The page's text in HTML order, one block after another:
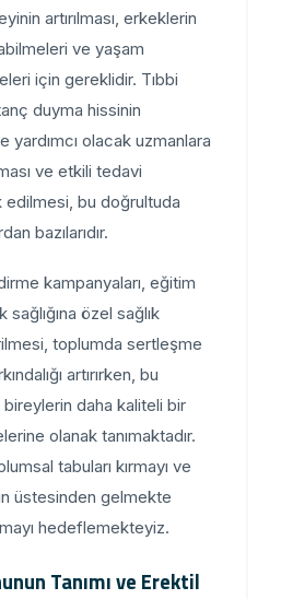
artırılması, erkeklerin
ve yaşam
için gereklidir. Tıbbi
duyma hissinin
yardımcı olacak uzmanlara
ve etkili tedavi
bu doğrultuda
bazılarıdır.
kampanyaları, eğitim
özel sağlık
toplumda sertleşme
artırırken, bu
daha kaliteli bir
olanak tanımaktadır.
tabuları kırmayı ve
üstesinden gelmekte
hedeflemekteyiz.
Tanımı ve Erektil